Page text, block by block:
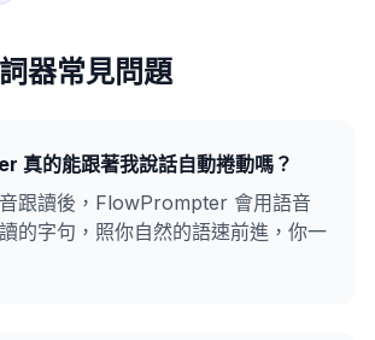
器常見問題
真的能跟著我說話自動捲動嗎？
跟讀後，FlowPrompter 會用語音
的字句，照你自然的語速前進，你一